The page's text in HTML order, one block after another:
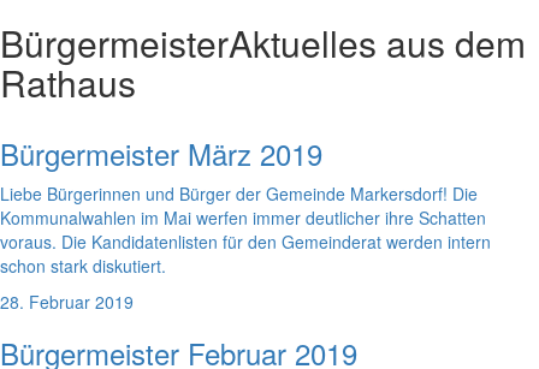
BürgermeisterAktuelles aus dem
Rathaus
Bürgermeister März 2019
Liebe Bürgerinnen und Bürger der Gemeinde Markersdorf! Die
Kommunalwahlen im Mai werfen immer deutlicher ihre Schatten
voraus. Die Kandidatenlisten für den Gemeinderat werden intern
schon stark diskutiert.
28. Februar 2019
Bürgermeister Februar 2019